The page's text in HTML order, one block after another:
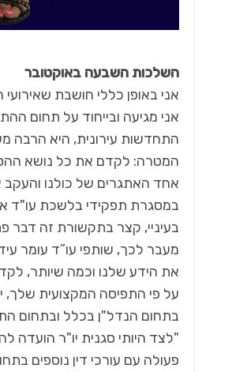
השלכות השבעה באוקטובר
אני מגיעה ובייחוד על תחום
התחדשות עירונית, היא הרבה
המטרה: לקדם את כל נושא
אחד האתגרים של כולנו
במסגרת תפקידי בלשכת עו"ד
בעיניי, קצר בתקשורת זה דבר
מעבר לכך, שותפי עו”ד עומר
את הידע שלנו וכמה שיותר,
על פי התפיסה המקצועית שלך,
בתחום הנדל"ן בכלל ובתחום
"לצד היותי סגנית יו"ר הועדה
פעולה עם עורכי דין נוספים